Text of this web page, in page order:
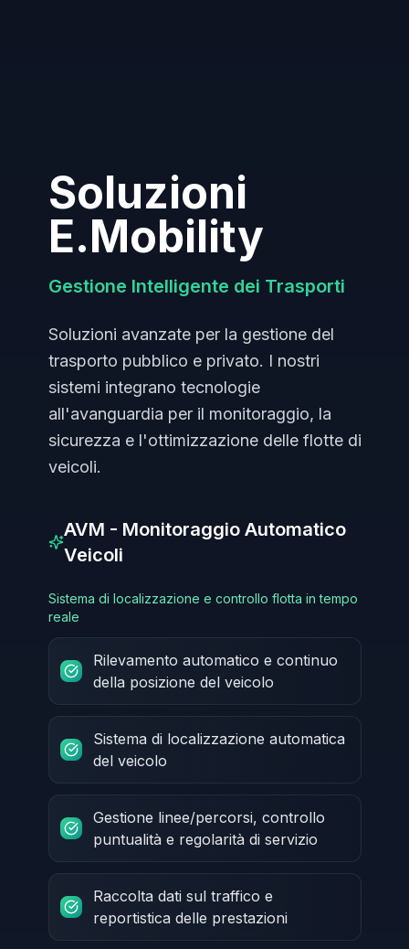
Soluzioni
E.Mobility
Gestione Intelligente dei Trasporti
Soluzioni avanzate per la gestione del
trasporto pubblico e privato. I nostri
sistemi integrano tecnologie
all'avanguardia per il monitoraggio, la
sicurezza e l'ottimizzazione delle flotte di
veicoli.
AVM - Monitoraggio Automatico
Veicoli
Sistema di localizzazione e controllo flotta in tempo
reale
Rilevamento automatico e continuo
della posizione del veicolo
Sistema di localizzazione automatica
del veicolo
Gestione linee/percorsi, controllo
puntualità e regolarità di servizio
Raccolta dati sul traffico e
reportistica delle prestazioni